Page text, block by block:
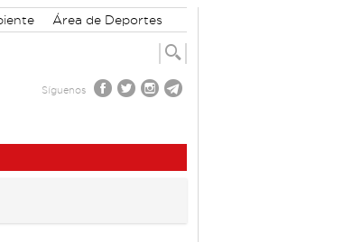
Área de Deportes
Síguenos